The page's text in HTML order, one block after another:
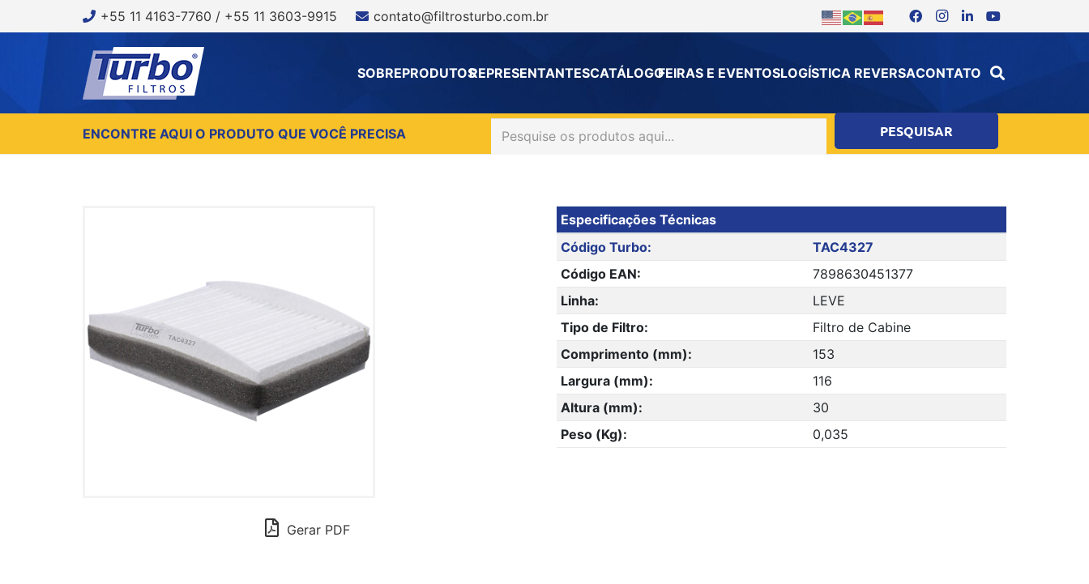
+55 11 4163-7760 / +55 11 3603-9915 contato@filtrosturbo.com.br
SOBREPRODUTOSREPRESENTANTESCATÁLOGOFEIRAS E EVENTOSLOGÍSTICA REVERSACONTATO
ENCONTRE AQUI O PRODUTO QUE VOCÊ PRECISA
Gerar PDF
Especificações Técnicas
Código Turbo:
TAC4327
Código EAN:
7898630451377
Linha:
LEVE
Tipo de Filtro:
Filtro de Cabine
Comprimento (mm):
153
Largura (mm):
116
Altura (mm):
30
Peso (Kg):
0,035